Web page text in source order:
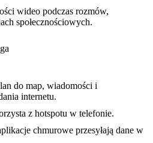
wideo podczas rozmów,
społecznościowych.
do map, wiadomości i
internetu.
z hotspotu w telefonie.
chmurowe przesyłają dane w